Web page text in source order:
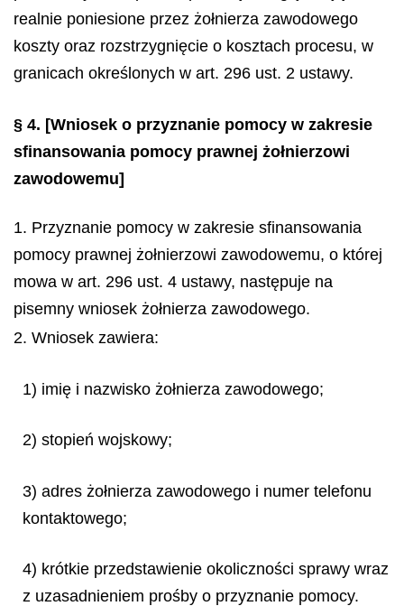
realnie poniesione przez żołnierza zawodowego
koszty oraz rozstrzygnięcie o kosztach procesu, w
granicach określonych w art. 296 ust. 2 ustawy.
§ 4. [Wniosek o przyznanie pomocy w zakresie
sfinansowania pomocy prawnej żołnierzowi
zawodowemu]
1. Przyznanie pomocy w zakresie sfinansowania
pomocy prawnej żołnierzowi zawodowemu, o której
mowa w art. 296 ust. 4 ustawy, następuje na
pisemny wniosek żołnierza zawodowego.
2. Wniosek zawiera:
1) imię i nazwisko żołnierza zawodowego;
2) stopień wojskowy;
3) adres żołnierza zawodowego i numer telefonu
kontaktowego;
4) krótkie przedstawienie okoliczności sprawy wraz
z uzasadnieniem prośby o przyznanie pomocy.